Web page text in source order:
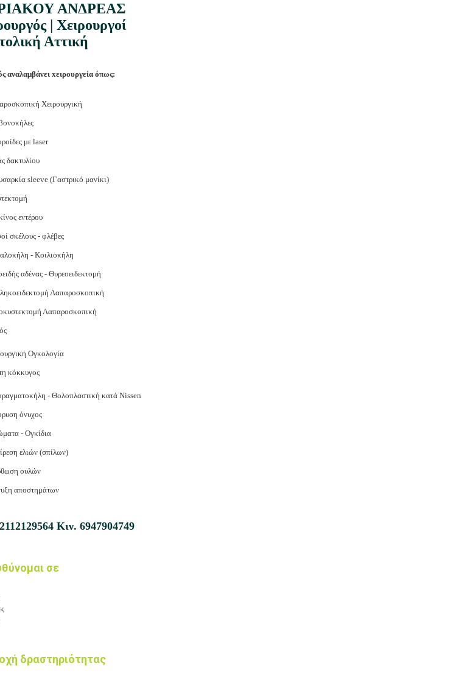
ΑΝΔΡΕΑΣ
| Χειρουργοί
Αττική
αναλαμβάνει xειρουργεία όπως:
Χειρουργική
με laser
δακτυλίου
sleeve (Γαστρικό μανίκι)
εντέρου
σκέλους - φλέβες
- Κοιλιοκήλη
αδένας - Θυρεοειδεκτομή
Λαπαροσκοπική
Λαπαροσκοπική
Ογκολογία
κόκκυγος
- Θολοπλαστική κατά Nissen
όνυχος
- Ογκίδια
ελιών (σπίλων)
ουλών
αποστημάτων
2112129564 Κιν. 6947904749
σε
δραστηριότητας